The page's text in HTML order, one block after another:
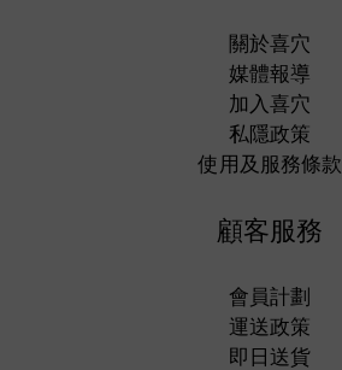
關於喜穴
媒體報導
加入喜穴
私隱政策
使用及服務條款
顧客服務
會員計劃
運送政策
即日送貨